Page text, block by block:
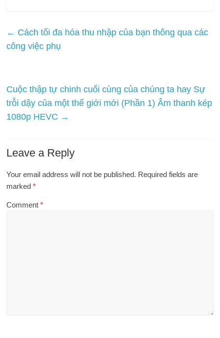
← Cách tối đa hóa thu nhập của bạn thông qua các
công việc phụ
Cuộc thập tự chinh cuối cùng của chúng ta hay Sự
trỗi dậy của một thế giới mới (Phần 1) Âm thanh kép
1080p HEVC →
Leave a Reply
Your email address will not be published. Required fields are
marked*
Comment*